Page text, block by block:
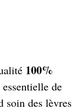
100%
de
soin des lèvres